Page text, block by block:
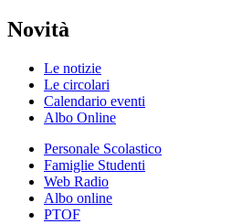
Novità
Le notizie
Le circolari
Calendario eventi
Albo Online
Personale Scolastico
Famiglie Studenti
Web Radio
Albo online
PTOF